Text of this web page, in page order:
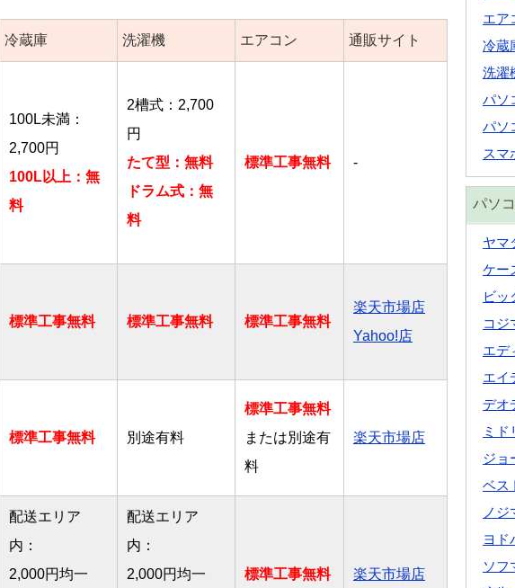
冷蔵庫 洗濯機 エアコン 通販サイト
100L未満：
2,700円
100L以上：無
料
2槽式：2,700
円
たて型：無料
ドラム式：無
料
標準工事無料 -
標準工事無料 標準工事無料 標準工事無料
楽天市場店
Yahoo!店
標準工事無料 別途有料
標準工事無料
または別途有
料
楽天市場店
配送エリア
内：
2,000円均一
配送エリア
内：
2,000円均一
標準工事無料 楽天市場店
エア
冷蔵
洗濯
パソ
パソ
スマ
パソ
ヤマ
ケー
ビッ
コジ
エデ
エイ
デオ
ミド
ジョ
ベス
ノジ
ヨド
ソフ